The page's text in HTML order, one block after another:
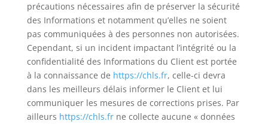
précautions nécessaires afin de préserver la sécurité
des Informations et notamment qu’elles ne soient
pas communiquées à des personnes non autorisées.
Cependant, si un incident impactant l’intégrité ou la
confidentialité des Informations du Client est portée
à la connaissance de https://chls.fr, celle-ci devra
dans les meilleurs délais informer le Client et lui
communiquer les mesures de corrections prises. Par
ailleurs https://chls.frne collecte aucune « données